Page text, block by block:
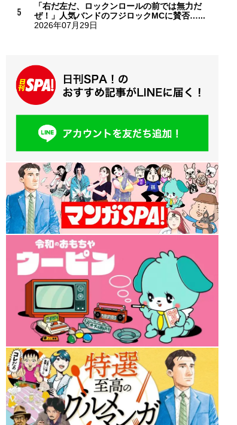
「右だ左だ、ロックンロールの前では無力だ
ぜ！」人気バンドのフジロックMCに賛否…...
2026年07月29日